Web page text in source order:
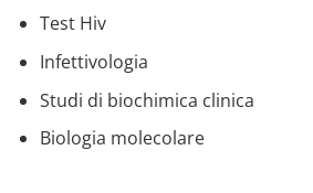
Test Hiv
Infettivologia
Studi di biochimica clinica
Biologia molecolare